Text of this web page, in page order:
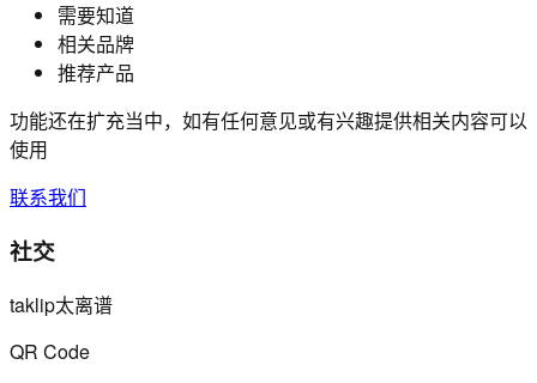
需要知道
相关品牌
推荐产品
功能还在扩充当中，如有任何意见或有兴趣提供相关内容可以
使用
联系我们
社交
taklip太离谱
QR Code